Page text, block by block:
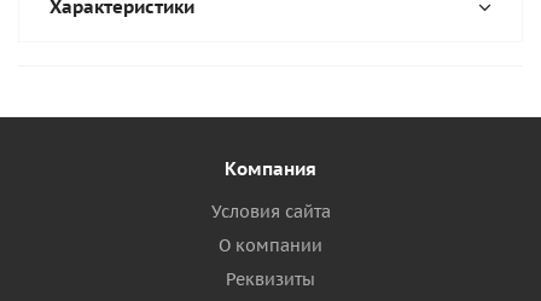
Характеристики
Компания
Условия сайта
О компании
Реквизиты